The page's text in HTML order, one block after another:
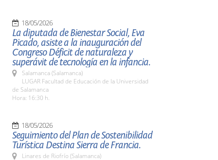
18/05/2026
La diputada de Bienestar Social, Eva
Picado, asiste a la inauguración del
Congreso Déficit de naturaleza y
superávit de tecnología en la infancia.
Salamanca (Salamanca)
LUGAR Facultad de Educación de la Universidad
de Salamanca
Hora: 16:30 h.
18/05/2026
Seguimiento del Plan de Sostenibilidad
Turística Destina Sierra de Francia.
Linares de Riofrío (Salamanca)